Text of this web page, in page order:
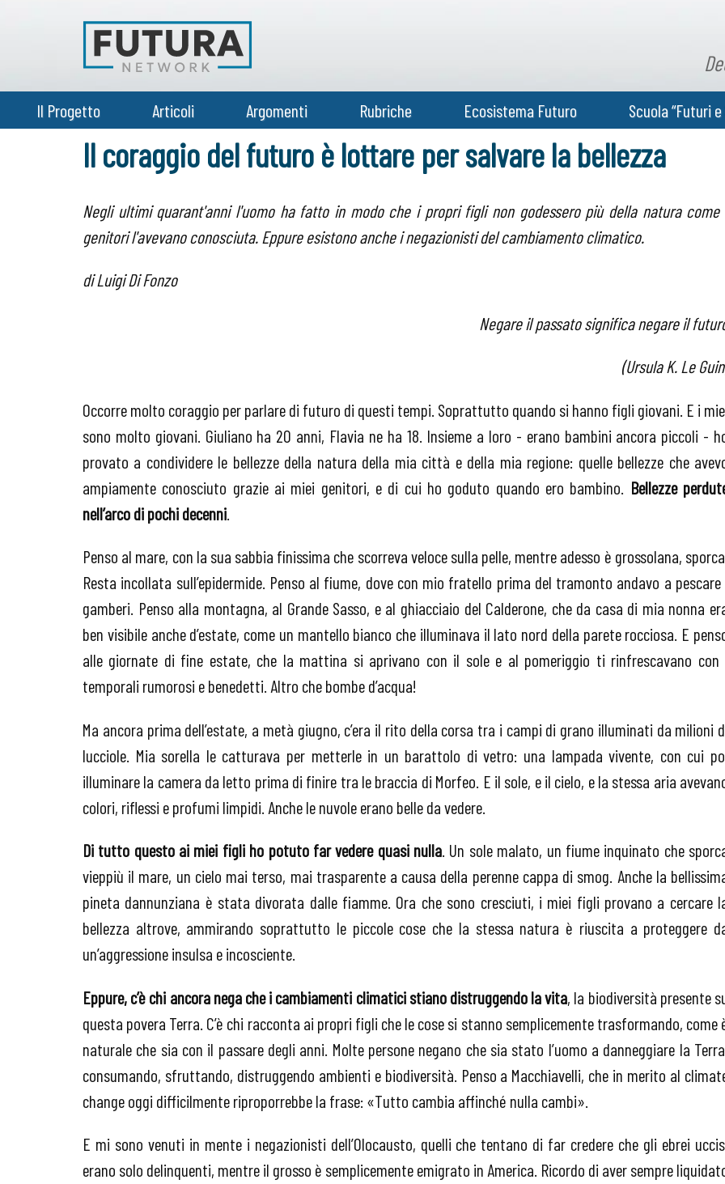
Il Progetto Articoli Argomenti Rubriche Ecosistema Futuro Scuola “Futuri
Il coraggio del futuro è lottare per salvare la bellezza
Negli ultimi quarant'anni l'uomo ha fatto in modo che i propri figli non godessero più della natura come
genitori l'avevano conosciuta. Eppure esistono anche i negazionisti del cambiamento climatico.
di Luigi Di Fonzo
Negare il passato significa negare il
(Ursula K. Le
Occorre molto coraggio per parlare di futuro di questi tempi. Soprattutto quando si hanno figli giovani. E i
sono molto giovani. Giuliano ha 20 anni, Flavia ne ha 18. Insieme a loro - erano bambini ancora piccoli -
provato a condividere le bellezze della natura della mia città e della mia regione: quelle bellezze che
ampiamente conosciuto grazie ai miei genitori, e di cui ho goduto quando ero bambino. Bellezze
nell’arco di pochi decenni
Penso al mare, con la sua sabbia finissima che scorreva veloce sulla pelle, mentre adesso è grossolana, sporca.
Resta incollata sull’epidermide. Penso al fiume, dove con mio fratello prima del tramonto andavo a pescare
gamberi. Penso alla montagna, al Grande Sasso, e al ghiacciaio del Calderone, che da casa di mia nonna
ben visibile anche d’estate, come un mantello bianco che illuminava il lato nord della parete rocciosa. E
alle giornate di fine estate, che la mattina si aprivano con il sole e al pomeriggio ti rinfrescavano con
temporali rumorosi e benedetti. Altro che bombe d’acqua!
Ma ancora prima dell’estate, a metà giugno, c’era il rito della corsa tra i campi di grano illuminati da milioni
lucciole. Mia sorella le catturava per metterle in un barattolo di vetro: una lampada vivente, con cui
illuminare la camera da letto prima di finire tra le braccia di Morfeo. E il sole, e il cielo, e la stessa aria
colori, riflessi e profumi limpidi. Anche le nuvole erano belle da vedere.
Di tutto questo ai miei figli ho potuto far vedere quasi nulla. Un sole malato, un fiume inquinato che
vieppiù il mare, un cielo mai terso, mai trasparente a causa della perenne cappa di smog. Anche la
pineta dannunziana è stata divorata dalle fiamme. Ora che sono cresciuti, i miei figli provano a cercare
bellezza altrove, ammirando soprattutto le piccole cose che la stessa natura è riuscita a proteggere
un’aggressione insulsa e incosciente.
Eppure,c’è chi ancora nega che i cambiamenti climatici stiano distruggendo la vita, la biodiversità presente
questa povera Terra. C’è chi racconta ai propri figli che le cose si stanno semplicemente trasformando, come
naturale che sia con il passare degli anni. Molte persone negano che sia stato l’uomo a danneggiare la
consumando, sfruttando, distruggendo ambienti e biodiversità. Penso a Macchiavelli, che in merito al
change oggi difficilmente riproporrebbe la frase: «Tutto cambia affinché nulla cambi».
E mi sono venuti in mente i negazionisti dell’Olocausto, quelli che tentano di far credere che gli ebrei
erano solo delinquenti, mentre il grosso è semplicemente emigrato in America. Ricordo di aver sempre